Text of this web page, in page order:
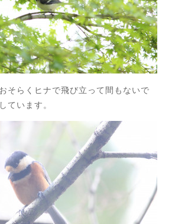
そらくヒナで飛び立って間もないで
ています。